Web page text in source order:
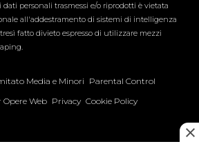
personali trasmessi e/o riprodotti è vietata
all'addestramento di sistemi di intelligenza
fatto divieto espresso di utilizzare mezzi
Media e Minori Parental Control
Web Privacy Cookie Policy